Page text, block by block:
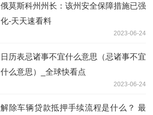
俄莫斯科州州长：该州安全保障措施已强
化-天天速看料
2023-06-24
日历表忌诸事不宜什么意思（忌诸事不宜
什么意思）_全球快看点
2023-06-24
解除车辆贷款抵押手续流程是什么？ 最